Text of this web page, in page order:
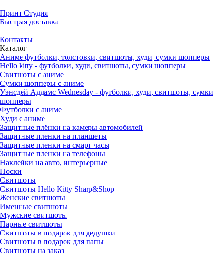
Принт Студия
Быстрая доставка
Контакты
Каталог
Аниме футболки, толстовки, свитшоты, худи, сумки шопперы
Hello kitty - футболки, худи, свитшоты, сумки шопперы
Свитшоты с аниме
Сумки шопперы с аниме
Уэнсдей Аддамс Wednesday - футболки, худи, свитшоты, сумки
шопперы
Футболки с аниме
Худи с аниме
Защитные плёнки на камеры автомобилей
Защитные пленки на планшеты
Защитные пленки на смарт часы
Защитные пленки на телефоны
Наклейки на авто, интерьерные
Носки
Свитшоты
Cвитшоты Hello Kitty Sharp&Shop
Женские свитшоты
Именные свитшоты
Мужские свитшоты
Парные свитшоты
Свитшоты в подарок для дедушки
Свитшоты в подарок для папы
Свитшоты на заказ